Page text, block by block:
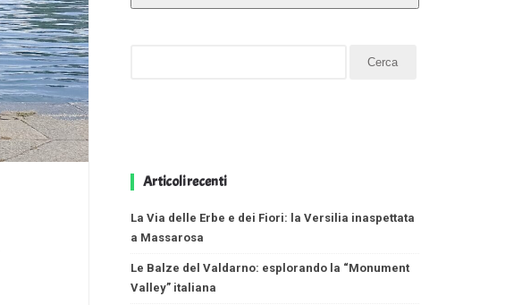
Articoli recenti
La Via delle Erbe e dei Fiori: la Versilia inaspettata
a Massarosa
Le Balze del Valdarno: esplorando la “Monument
Valley” italiana